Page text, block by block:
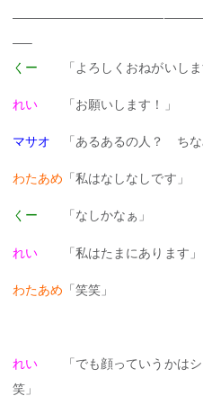
—–
くー
「よろしくおねがいしま
れい 「お願いします！」
マサオ 「あるあるの人？ ちな
わたあめ 「私はなしなしです」
くー 「なしかなぁ」
れい 「私はたまにあります」
わたあめ 「笑笑」
れい
「でも顔っていうかは
笑」